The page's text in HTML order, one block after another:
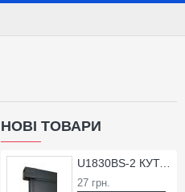
НОВІ ТОВАРИ
U1830BS-2 КУТОК ЗОВНІШНІЙ ДЛЯ ПРОФІЛЮ X1830BS
27 грн.